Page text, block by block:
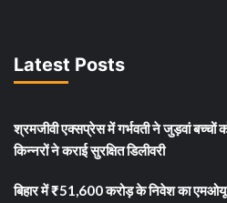
Latest Posts
श्रमजीवी एक्सप्रेस में गर्भवती ने जुड़वां बच्चों
किन्नरों ने कराई सुरक्षित डिलीवरी
बिहार में ₹51,600 करोड़ के निवेश का एमओयू,